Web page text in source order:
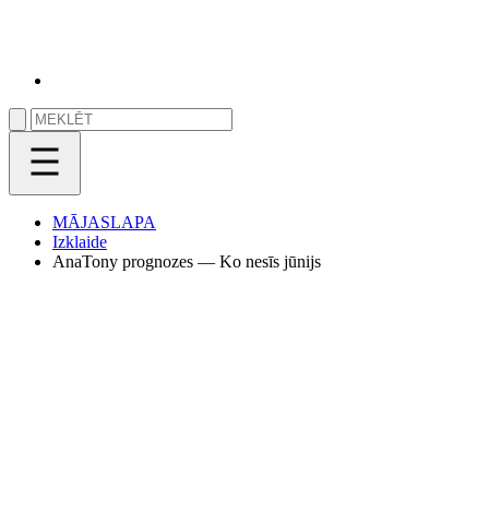
MĀJASLAPA
Izklaide
AnaTony prognozes — Ko nesīs jūnijs